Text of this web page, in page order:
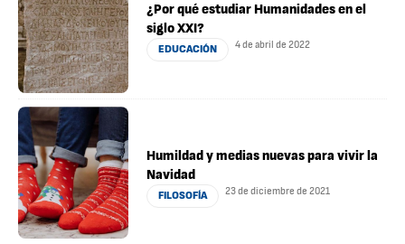
¿Por qué estudiar Humanidades en el
siglo XXI?
EDUCACIÓN 4 de abril de 2022
Humildad y medias nuevas para vivir la
Navidad
FILOSOFÍA 23 de diciembre de 2021